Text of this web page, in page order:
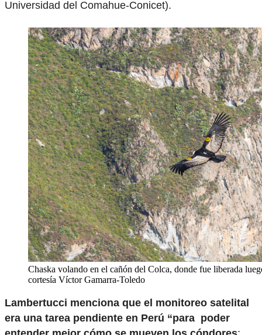
Universidad del Comahue-Conicet).
Chaska volando en el cañón del Colca, donde fue liberada
cortesía Víctor Gamarra-Toledo
Lambertucci menciona que el monitoreo satelital
era una tarea pendiente en Perú “para poder